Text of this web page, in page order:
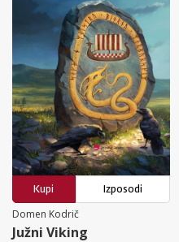
Kupi
Izposodi
Domen Kodrič
Južni Viking